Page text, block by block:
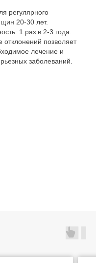
регулярного
20-30 лет.
1 раз в 2-3 года.
позволяет
лечение и
заболеваний.